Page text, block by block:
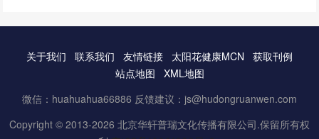
关于我们 联系我们 友情链接 太阳花健康MCN
获取刊例
站点地图
XML地图
微信：huahuahua66886 反馈建议：js@hudongruanwen.com
Copyright © 2013-2026 北京华轩普瑞文化传播有限公司.保留所有权